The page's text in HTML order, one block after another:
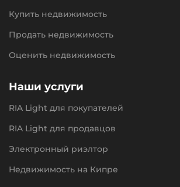
Купить недвижимость
Продать недвижимость
Оценить недвижимость
Наши услуги
RIA Light для покупателей
RIA Light для продавцов
Электронный риэлтор
Недвижимость на Кипре